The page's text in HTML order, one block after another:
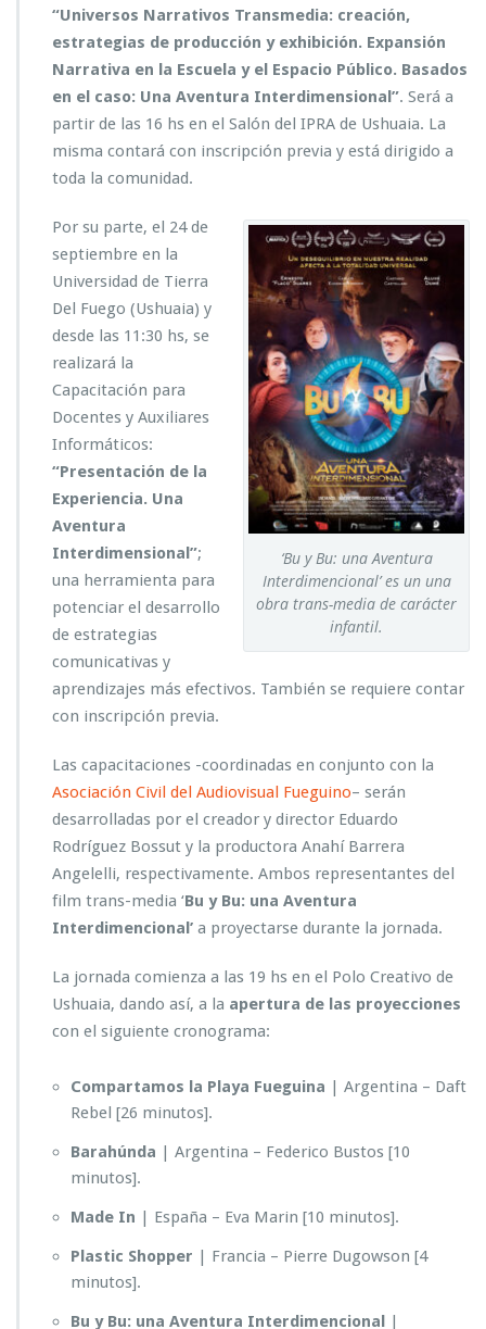
“Universos Narrativos Transmedia: creación,
estrategias de producción y exhibición. Expansión
Narrativa en la Escuela y el Espacio Público. Basados
en el caso: Una Aventura Interdimensional”. Será a
partir de las 16 hs en el Salón del IPRA de Ushuaia. La
misma contará con inscripción previa y está dirigido a
toda la comunidad.
‘Bu y Bu: una Aventura
Interdimencional’ es un una
obra trans-media de carácter
infantil.
Por su parte, el 24 de
septiembre en la
Universidad de Tierra
Del Fuego (Ushuaia) y
desde las 11:30 hs, se
realizará la
Capacitación para
Docentes y Auxiliares
Informáticos:
“Presentación de la
Experiencia. Una
Aventura
Interdimensional”;
una herramienta para
potenciar el desarrollo
de estrategias
comunicativas y
aprendizajes más efectivos. También se requiere contar
con inscripción previa.
Las capacitaciones -coordinadas en conjunto con la
Asociación Civil del Audiovisual Fueguino– serán
desarrolladas por el creador y director Eduardo
Rodríguez Bossut y la productora Anahí Barrera
Angelelli, respectivamente. Ambos representantes del
film trans-media ‘Bu y Bu: una Aventura
Interdimencional’ a proyectarse durante la jornada.
La jornada comienza a las 19 hs en el Polo Creativo de
Ushuaia, dando así, a la apertura de las proyecciones
con el siguiente cronograma:
Compartamos la Playa Fueguina | Argentina – Daft
Rebel [26 minutos].
Barahúnda | Argentina – Federico Bustos [10
minutos].
Made In | España – Eva Marin [10 minutos].
Plastic Shopper | Francia – Pierre Dugowson [4
minutos].
Bu y Bu: una Aventura Interdimencional |